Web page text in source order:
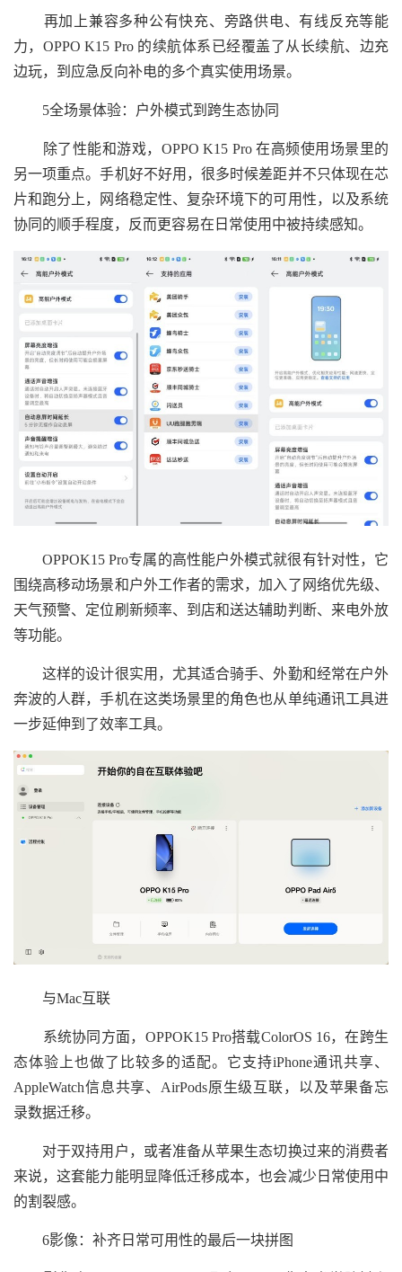
再加上兼容多种公有快充、旁路供电、有线反充等能
力，OPPO K15 Pro 的续航体系已经覆盖了从长续航、边充
边玩，到应急反向补电的多个真实使用场景。
5全场景体验：户外模式到跨生态协同
除了性能和游戏，OPPO K15 Pro 在高频使用场景里的
另一项重点。手机好不好用，很多时候差距并不只体现在芯
片和跑分上，网络稳定性、复杂环境下的可用性，以及系统
协同的顺手程度，反而更容易在日常使用中被持续感知。
OPPOK15 Pro专属的高性能户外模式就很有针对性，它
围绕高移动场景和户外工作者的需求，加入了网络优先级、
天气预警、定位刷新频率、到店和送达辅助判断、来电外放
等功能。
这样的设计很实用，尤其适合骑手、外勤和经常在户外
奔波的人群，手机在这类场景里的角色也从单纯通讯工具进
一步延伸到了效率工具。
与Mac互联
系统协同方面，OPPOK15 Pro搭载ColorOS 16，在跨生
态体验上也做了比较多的适配。它支持iPhone通讯共享、
AppleWatch信息共享、AirPods原生级互联，以及苹果备忘
录数据迁移。
对于双持用户，或者准备从苹果生态切换过来的消费者
来说，这套能力能明显降低迁移成本，也会减少日常使用中
的割裂感。
6影像：补齐日常可用性的最后一块拼图